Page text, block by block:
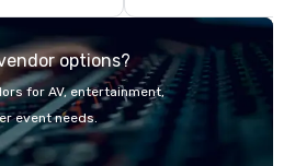
The inn,
resources,
shelter
and local
through
the inn’s
used as a
options?
for AV, entertainment,
event needs.